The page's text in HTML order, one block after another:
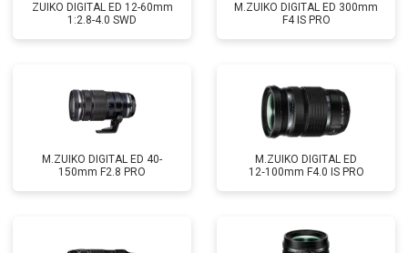
ZUIKO DIGITAL ED 12-60mm
1:2.8-4.0 SWD
M.ZUIKO DIGITAL ED 300mm
F4 IS PRO
M.ZUIKO DIGITAL ED 40-
150mm F2.8 PRO
M.ZUIKO DIGITAL ED
12‑100mm F4.0 IS PRO